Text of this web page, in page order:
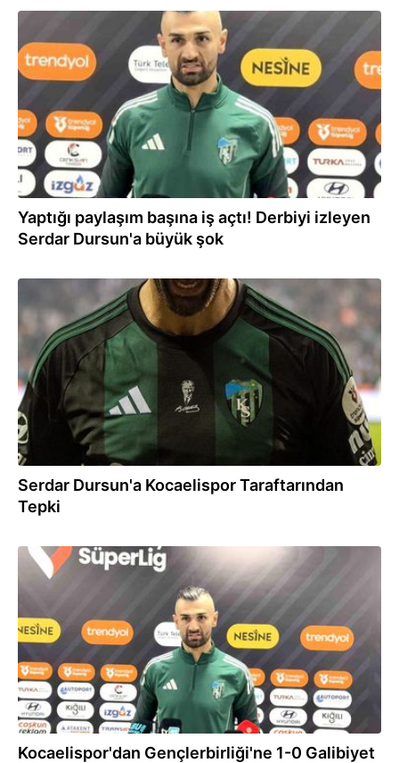
Yaptığı paylaşım başına iş açtı! Derbiyi izleyen
Serdar Dursun'a büyük şok
Serdar Dursun'a Kocaelispor Taraftarından
Tepki
28.11.2025
Kocaelispor'dan Gençlerbirliği'ne 1-0 Galibiyet